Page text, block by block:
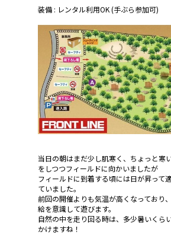
装備 : レンタル利用OK (手ぶら参加可)
当日の朝はまだ少し肌寒く、ちょっと寒
をしつつフィールドに向かいましたが
フィールドに到着する頃には日が昇って
ていました。
前回の開催よりも気温が高くなっており
給を意識して遊びます。
自然の中を走り回る時は、多少暑いくら
かけますね！